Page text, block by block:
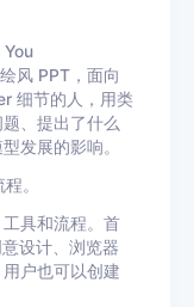
风 PPT，面向
细节的人，用类
、提出了什么
发展的影响。
。
具和流程。首
设计、浏览器
户也可以创建